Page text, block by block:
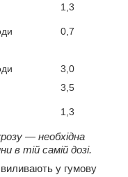
1,3
0,7
3,0
3,5
1,3
— необхідна
в тій самій дозі.
у гумову